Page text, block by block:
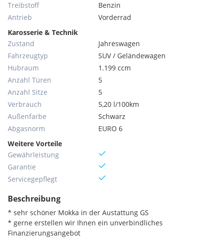
Treibstoff
Benzin
Antrieb
Vorderrad
Karosserie & Technik
Zustand
Jahreswagen
Fahrzeugtyp
SUV / Geländewagen
Hubraum
1.199 ccm
Anzahl Türen
5
Anzahl Sitze
5
Verbrauch
5,20 l/100km
Außenfarbe
Schwarz
Abgasnorm
EURO 6
Weitere Vorteile
Gewährleistung
Garantie
Servicegepflegt
Beschreibung
* sehr schöner Mokka in der Austattung GS
* gerne erstellen wir Ihnen ein unverbindliches
Finanzierungsangebot